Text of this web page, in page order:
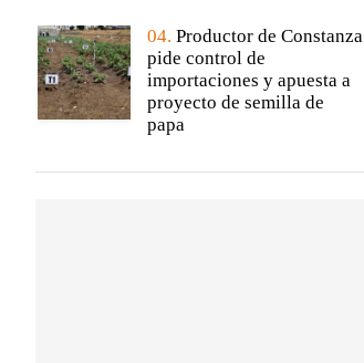
04. Productor de Constanza
pide control de
importaciones y apuesta a
proyecto de semilla de
papa